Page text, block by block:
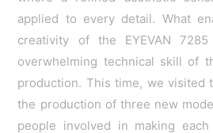
applied to every detail. What
creativity of the EYEVAN
overwhelming technical skill of
production. This time, we visited
the production of three new
people involved in making